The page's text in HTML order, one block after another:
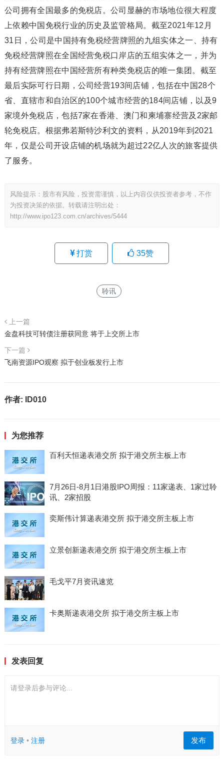
公司拥有全国最多的免税店。公司显赫的市场地位很大程度
上依赖中国免税行业的历史及监管格局。截至2021年12月
31日，公司是中国持有免税经营牌照的九组实体之一、持有
免税经营牌照在全国经营免税口岸店的五组实体之一，并为
持有经营牌照在中国经营所有种类免税店的唯一集团。截至
最后实际可行日期，公司经营193间店铺，包括在中国28个
省、直辖市和自治区的100个城市经营的184间店铺，以及9
家境外免税店，包括7家在香港、澳门和柬埔寨经营及2家邮
轮免税店。根据弗若斯特沙利文的资料，从2019年到2021
年，仅是公司开设店铺的机场就为超过22亿人次的旅客提供
了服务。
风险提示：股市有风险，投资需谨慎，以上内容仅供投资者参考，不作
为投资决策的依据。转载请注明出处：
http://www.ipo123.com.cn/archives/5444
打赏 35赞
聆讯
上一篇
金盘科技可转债注册获同意 将于上交所上市
下一篇
飞南资源IPO观察 拟于创业板发行上市
作者: ID010
为您推荐
百利天恒递表港交所 拟于港交所主板上市
7月26日-8月1日港股IPO周报：11家递表、1家过聆
讯、2家招股
奕斯伟计算递表港交所 拟于港交所主板上市
立景创新递表港交所 拟于港交所主板上市
毛戈平7月资讯速览
卡奥斯递表港交所 拟于港交所主板上市
发表回复
请登录后参与评论...
登录• 注册 发布